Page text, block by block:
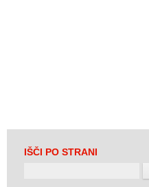
IŠČI PO STRANI